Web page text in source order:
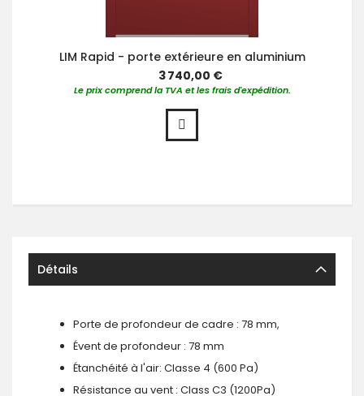
LIM Rapid - porte extérieure en aluminium
3 740,00 €
Le prix comprend la TVA et les frais d'expédition.
Détails